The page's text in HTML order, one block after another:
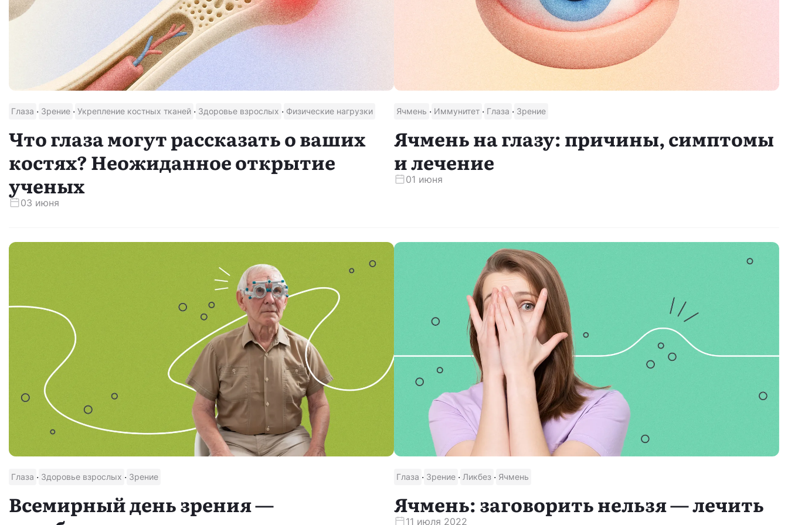
Глаза · Зрение · Укрепление костных тканей · Здоровье взрослых · Физические нагрузки
Что глаза могут рассказать о ваших
костях? Неожиданное открытие
ученых
03 июня
Ячмень · Иммунитет · Глаза · Зрение
Ячмень на глазу: причины, симптомы
и лечение
01 июня
Глаза · Здоровье взрослых · Зрение
Всемирный день зрения —
Глаза · Зрение · Ликбез · Ячмень
Ячмень: заговорить нельзя — лечить
11 июля 2022
Скачать приложение